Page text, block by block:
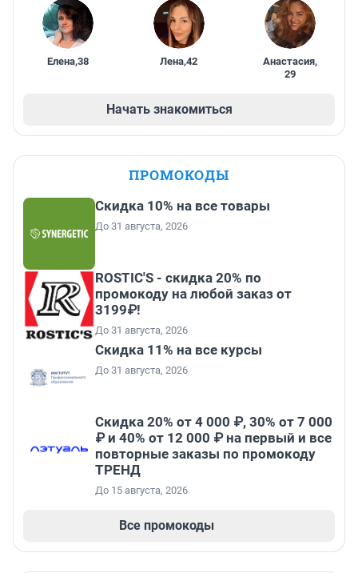
Елена,38 Лена,42 Анастасия,
29
Начать знакомиться
ПРОМОКОДЫ
Скидка 10% на все товары
До 31 августа, 2026
ROSTIC'S - скидка 20% по
промокоду на любой заказ от
3199₽!
До 31 августа, 2026
Скидка 11% на все курсы
До 31 августа, 2026
Скидка 20% от 4 000 ₽, 30% от 7 000
₽ и 40% от 12 000 ₽ на первый и все
повторные заказы по промокоду
ТРЕНД
До 15 августа, 2026
Все промокоды